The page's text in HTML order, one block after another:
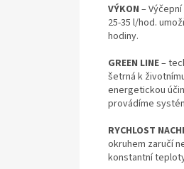
VÝKON – Výčepní
25-35 l/hod.
hodiny.
GREEN LINE–
šetrná k
energetickou
provádíme
RYCHLOST
okruhem zaručí
konstantní